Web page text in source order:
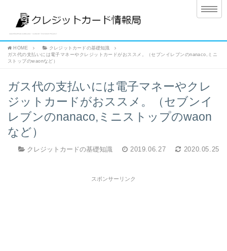
HOME
クレジットカードの基礎知識
ガス代の支払いには電子マネーやクレジットカードがおススメ。（セブンイレブンのnanaco,ミニ
ストップのwaonなど）
ガス代の支払いには電子マネーやクレ
ジットカードがおススメ。（セブンイ
レブンのnanaco,ミニストップのwaon
など）
クレジットカードの基礎知識 2019.06.27 2020.05.25
スポンサーリンク